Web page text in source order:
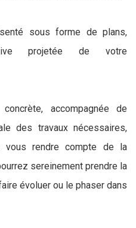
sous forme de plans,
projetée de votre
accompagnée de
des travaux nécessaires,
rendre compte de la
sereinement prendre la
évoluer ou le phaser dans